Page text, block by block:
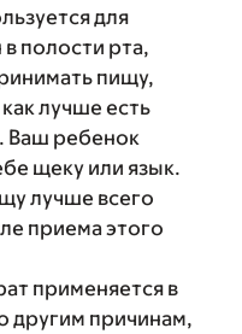
для
в полости рта,
пищу,
лучше есть
Ваш ребенок
щеку или язык.
лучше всего
приема этого
применяется в
другим причинам,